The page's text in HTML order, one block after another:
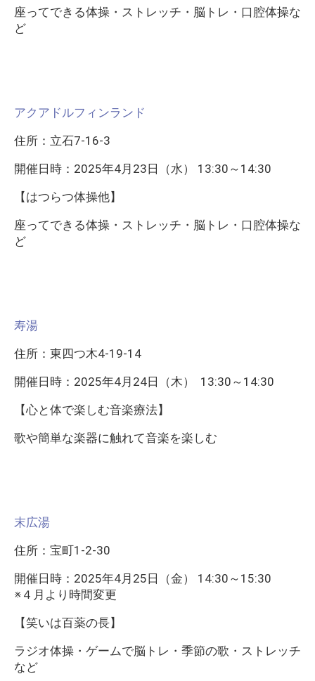
座ってできる体操・ストレッチ・脳トレ・口腔体操な
ど
アクアドルフィンランド
住所：立石7-16-3
開催日時：2025年4月23日（水） 13:30～14:30
【はつらつ体操他】
座ってできる体操・ストレッチ・脳トレ・口腔体操な
ど
寿湯
住所：東四つ木4-19-14
開催日時：2025年4月24日（木） 13:30～14:30
【心と体で楽しむ音楽療法】
歌や簡単な楽器に触れて音楽を楽しむ
末広湯
住所：宝町1-2-30
開催日時：2025年4月25日（金） 14:30～15:30
※４月より時間変更
【笑いは百薬の長】
ラジオ体操・ゲームで脳トレ・季節の歌・ストレッチ
など